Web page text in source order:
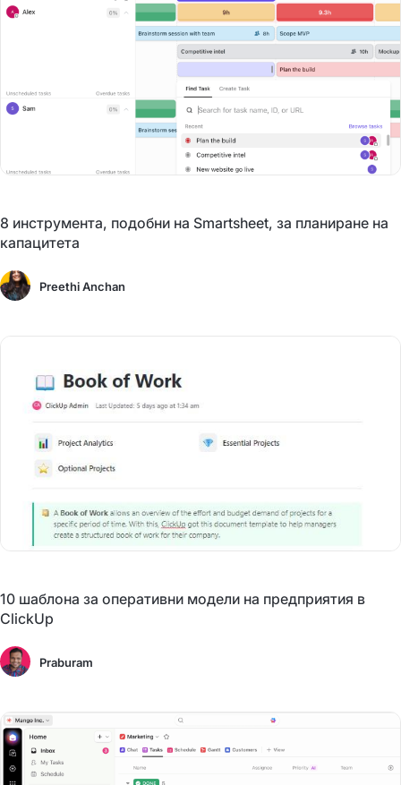
8 инструмента, подобни на Smartsheet, за планиране на
капацитета
Preethi Anchan
10 шаблона за оперативни модели на предприятия в
ClickUp
Praburam